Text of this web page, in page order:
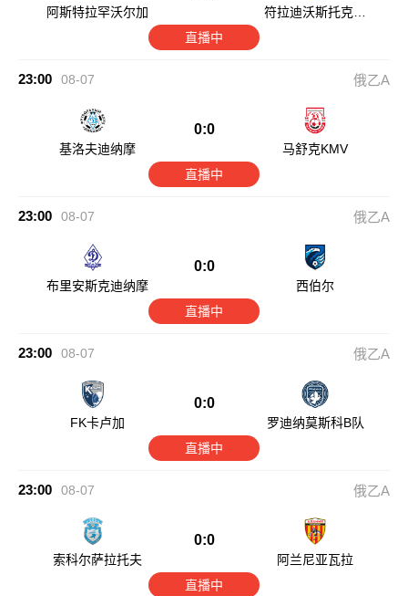
阿斯特拉罕沃尔加
符拉迪沃斯托克迪
直播中
23:00 08-07 俄乙A
基洛夫迪纳摩
0:0
马舒克KMV
直播中
23:00 08-07 俄乙A
布里安斯克迪纳摩
0:0
西伯尔
直播中
23:00 08-07 俄乙A
FK卡卢加
0:0
罗迪纳莫斯科B队
直播中
23:00 08-07 俄乙A
索科尔萨拉托夫
0:0
阿兰尼亚瓦拉
直播中